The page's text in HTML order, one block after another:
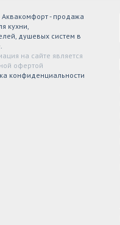
- продажа
кухни,
душевых систем в
на сайте является
офертой
конфиденциальности